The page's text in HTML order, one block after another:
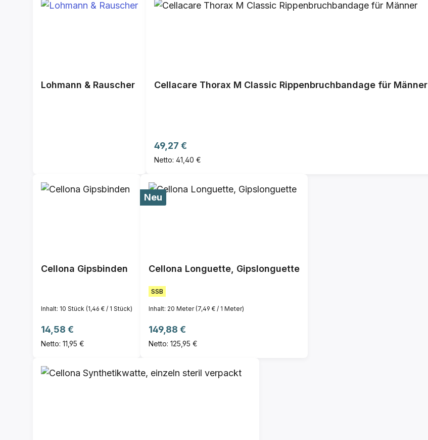
Lohmann & Rauscher Cellacare Thorax M Classic Rippenbruchbandage für Männer
Regulärer Preis:
49,27 €
Netto: 41,40 €
Cellona Gipsbinden
Inhalt: 10 Stück (1,46 € / 1 Stück)
Regulärer Preis:
14,58 €
Netto: 11,95 €
Neu
Cellona Longuette, Gipslonguette
SSB
Inhalt: 20 Meter(7,49 € / 1 Meter)
Regulärer Preis:
149,88 €
Netto: 125,95 €